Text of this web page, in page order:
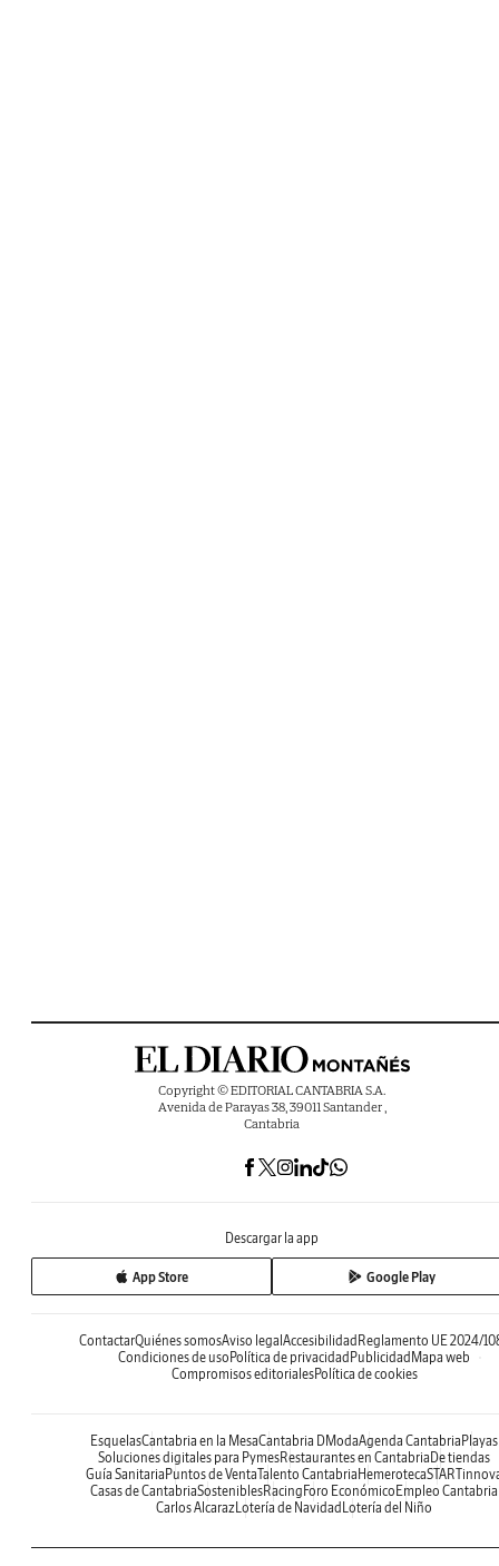
Copyright © EDITORIAL CANTABRIA S.A.
Avenida de Parayas 38, 39011 Santander ,
Cantabria
Descargar la app
App Store Google Play
ContactarQuiénes somosAviso legal Accesibilidad Reglamento UE 2024/
Condiciones de uso Política de privacidad Publicidad Mapa web
Compromisos editorialesPolítica de cookies
EsquelasCantabria en la MesaCantabria DModaAgenda Cantabria Playas
Soluciones digitales para PymesRestaurantes en Cantabria De tiendas
Guía Sanitaria Puntos de VentaTalento Cantabria Hemeroteca
Casas de CantabriaSosteniblesRacing Foro Económico Empleo Cantabria
Carlos AlcarazLotería de Navidad Lotería del Niño